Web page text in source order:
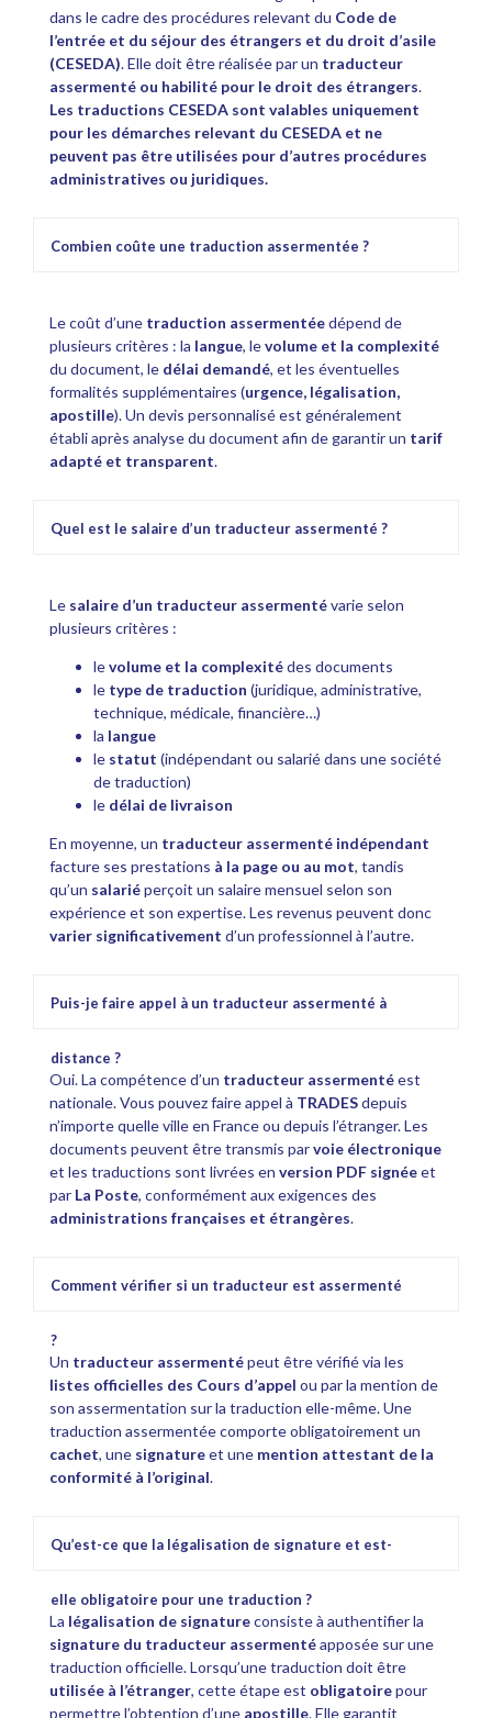
dans le cadre des procédures relevant du Code de
l’entrée et du séjour des étrangers et du droit d’asile
(CESEDA). Elle doit être réalisée par un traducteur
assermenté ou habilité pour le droit des étrangers.
Les traductions CESEDA sont valables uniquement
pour les démarches relevant du CESEDA et ne
peuvent pas être utilisées pour d’autres procédures
administratives ou juridiques.
Combien coûte une traduction assermentée ?
Le coût d’une traduction assermentéedépend de
plusieurs critères : la langue, levolume et la complexité
du document, le délai demandé, et les éventuelles
formalités supplémentaires (urgence, légalisation,
apostille). Un devis personnalisé est généralement
établi après analyse du document afin de garantir un tarif
adapté et transparent.
Quel est le salaire d’un traducteur assermenté ?
Le salaire d’un traducteur assermentévarie selon
plusieurs critères :
levolume et la complexitédes documents
le type de traduction (juridique, administrative,
technique, médicale, financière…)
la langue
le statut (indépendant ou salarié dans une société
de traduction)
le délai de livraison
En moyenne, un traducteur assermenté indépendant
facture ses prestations à la page ou au mot, tandis
qu’un salariéperçoit un salaire mensuel selon son
expérience et son expertise. Les revenus peuvent donc
varier significativement d’un professionnel à l’autre.
Puis-je faire appel à un traducteur assermenté à
distance ?
Oui. La compétence d’un traducteur assermentéest
nationale. Vous pouvez faire appel à TRADESdepuis
n’importe quelle ville en France ou depuis l’étranger. Les
documents peuvent être transmis parvoie électronique
et les traductions sont livrées en version PDF signéeet
par La Poste, conformément aux exigences des
administrations françaises et étrangères.
Comment vérifier si un traducteur est assermenté
?
Un traducteur assermentépeut être vérifié via les
listes officielles des Cours d’appel ou par la mention de
son assermentation sur la traduction elle-même. Une
traduction assermentée comporte obligatoirement un
cachet, une signatureet une mention attestant de la
conformité à l’original.
Qu’est-ce que la légalisation de signature et est-
elle obligatoire pour une traduction ?
La légalisation de signatureconsiste à authentifier la
signature du traducteur assermentéapposée sur une
traduction officielle. Lorsqu’une traduction doit être
utilisée à l’étranger, cette étape est obligatoirepour
permettre l’obtention d’une apostille. Elle garantit